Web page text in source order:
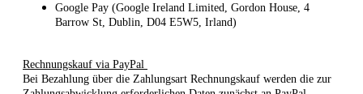
Google Pay (Google Ireland Limited, Gordon House, 4
Barrow St, Dublin, D04 E5W5, Irland)
Rechnungskauf via PayPal
Bei Bezahlung über die Zahlungsart Rechnungskauf werden die zur